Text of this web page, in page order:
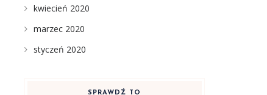
kwiecień 2020
marzec 2020
styczeń 2020
SPRAWDŹ TO